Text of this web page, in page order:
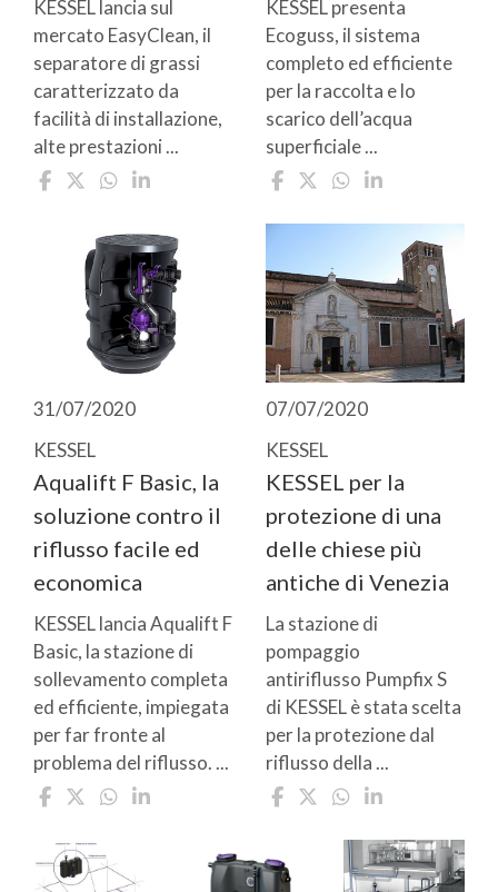
KESSEL lancia sul
mercato EasyClean, il
separatore di grassi
caratterizzato da
facilità di installazione,
alte prestazioni ...
KESSEL presenta
Ecoguss, il sistema
completo ed efficiente
per la raccolta e lo
scarico dell’acqua
superficiale ...
31/07/2020
KESSEL
Aqualift F Basic, la
soluzione contro il
riflusso facile ed
economica
KESSEL lancia Aqualift F
Basic, la stazione di
sollevamento completa
ed efficiente, impiegata
per far fronte al
problema del riflusso. ...
07/07/2020
KESSEL
KESSEL per la
protezione di una
delle chiese più
antiche di Venezia
La stazione di
pompaggio
antiriflusso Pumpfix S
di KESSEL è stata scelta
per la protezione dal
riflusso della ...